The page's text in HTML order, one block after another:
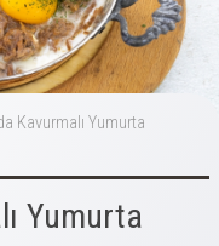
Kavurmalı Yumurta
Yumurta